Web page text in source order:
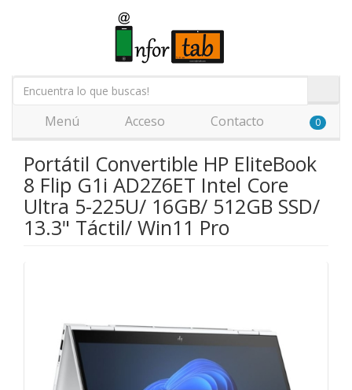
Menú Acceso Contacto 0
Portátil Convertible HP EliteBook
8 Flip G1i AD2Z6ET Intel Core
Ultra 5-225U/ 16GB/ 512GB SSD/
13.3" Táctil/ Win11 Pro